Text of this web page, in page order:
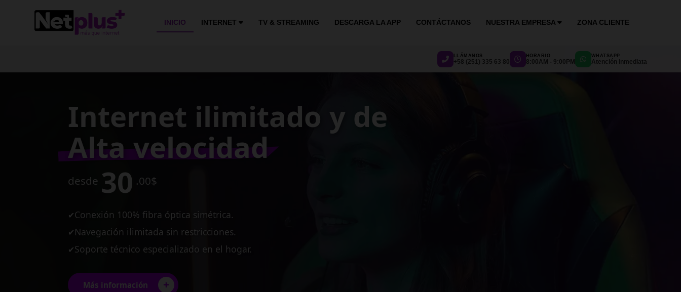
INICIO INTERNET TV & STREAMING DESCARGA LA APP CONTÁCTANOS NUESTRA EMPRESA ZONA CLIENTE
LLÁMANOS
+58 (251) 335 63 80
HORARIO
8:00AM - 9:00PM
WHATSAPP
Atención inmediata
Conexión estable y
de alta velocidad
para tu negocio
10
✔Planes diseñados para pequeñas y medianas empresas.
✔Estabilidad garantizada para tus procesos críticos.